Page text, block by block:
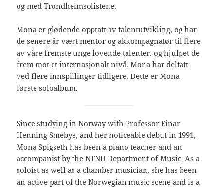
og med Trondheimsolistene.
Mona er glødende opptatt av talentutvikling, og har
de senere år vært mentor og akkompagnatør til flere
av våre fremste unge lovende talenter, og hjulpet de
frem mot et internasjonalt nivå. Mona har deltatt
ved flere innspillinger tidligere. Dette er Mona
første soloalbum.
Since studying in Norway with Professor Einar
Henning Smebye, and her noticeable debut in 1991,
Mona Spigseth has been a piano teacher and an
accompanist by the NTNU Department of Music. As a
soloist as well as a chamber musician, she has been
an active part of the Norwegian music scene and is a